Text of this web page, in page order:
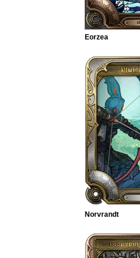
Eorzea
Norvrandt